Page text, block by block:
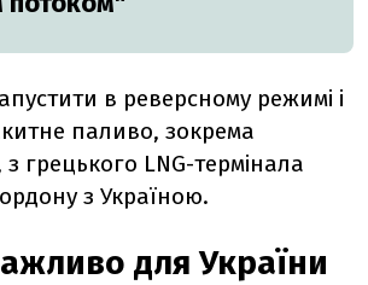
в реверсному режимі і
паливо, зокрема
грецького LNG-термінала
з Україною.
для України